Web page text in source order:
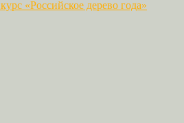
«Российское дерево года»